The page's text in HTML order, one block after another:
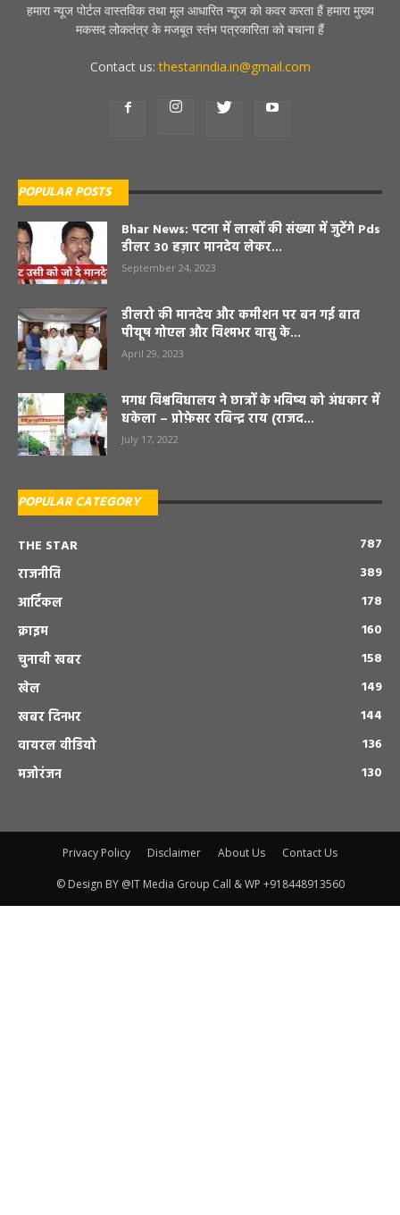
हमारा न्यूज पोर्टल वास्तविक तथा मूल आधारित न्यूज को कवर करता हैं हमारा मुख्य
मकसद लोकतंत्र के मजबूत स्तंभ पत्रकारिता को बचाना हैं
Contact us:thestarindia.in@gmail.com
POPULAR POSTS
Bhar News: पटना में लाखों की संख्या में जुटेंगे Pds
डीलर 30 हज़ार मानदेय लेकर...
September 24, 2023
डीलरो की मानदेय और कमीशन पर बन गई बात
पीयूष गोएल और विश्मभर वासु के...
April 29, 2023
मगध विश्वविधालय ने छात्रों के भविष्य को अंधकार में
धकेला – प्रोफ़ेसर रबिन्द्र राय (राजद...
July 17, 2022
POPULAR CATEGORY
THE STAR
787
राजनीति
389
आर्टिकल
178
क्राइम
160
चुनावी खबर
158
खेल
149
खबर दिनभर
144
वायरल वीडियो
136
मजोरंजन
130
Privacy Policy Disclaimer About Us Contact Us
© Design BY @IT Media Group Call & WP +918448913560